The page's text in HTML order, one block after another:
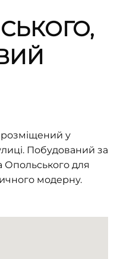
у
Побудований за
Опольського для
модерну.